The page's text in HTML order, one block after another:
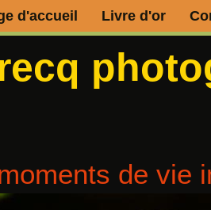
d'accueil Livre d'or
de vie